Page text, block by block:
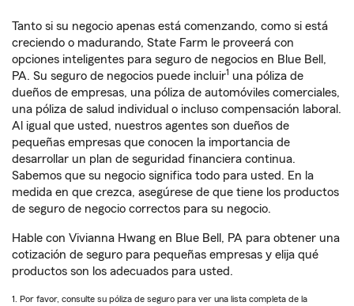
Tanto si su negocio apenas está comenzando, como si está
creciendo o madurando, State Farm le proveerá con
opciones inteligentes para seguro de negocios en Blue Bell,
PA. Su seguro de negocios puede incluir1 una póliza de
dueños de empresas, una póliza de automóviles comerciales,
una póliza de salud individual o incluso compensación laboral.
Al igual que usted, nuestros agentes son dueños de
pequeñas empresas que conocen la importancia de
desarrollar un plan de seguridad financiera continua.
Sabemos que su negocio significa todo para usted. En la
medida en que crezca, asegúrese de que tiene los productos
de seguro de negocio correctos para su negocio.
Hable con Vivianna Hwang en Blue Bell, PA para obtener una
cotización de seguro para pequeñas empresas y elija qué
productos son los adecuados para usted.
1. Por favor, consulte su póliza de seguro para ver una lista completa de la